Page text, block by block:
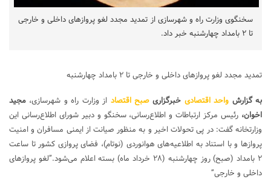
سخنگوی وزارت راه و شهرسازی از تمدید مجدد لغو پروازهای داخلی و خارجی
تا ۲ بامداد چهارشنبه خبر داد.
تمدید مجدد لغو پروازهای داخلی و خارجی تا ۲ بامداد چهارشنبه
به گزارش واحد اقتصادی خبرگزاریصبح اقتصاد از وزارت راه و شهرسازی، مجید
اخوان، رئیس مرکز ارتباطات و اطلاع‌رسانی، سخنگو و دبیر شورای اطلاع‌رسانی این
وزارتخانه گفت: در پی تحولات اخیر و به ‌منظور صیانت از ایمنی مسافران و امنیت
پروازها و با استناد به اطلاعیه‌های هوانوردی (نوتام)، فضای پروازی کشور تا ساعت
۲ بامداد (صبح) روز چهارشنبه (۲۸ خرداد ماه) بسته اعلام می‌شود.”لغو پروازهای
داخلی و خارجی”